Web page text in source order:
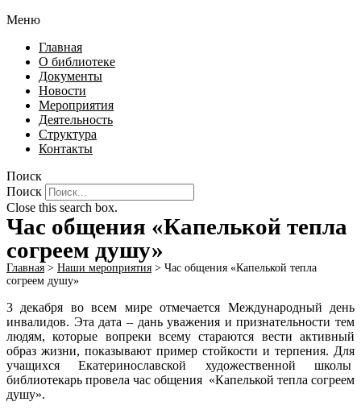
Меню
Главная
О библиотеке
Документы
Новости
Мероприятия
Деятельность
Структура
Контакты
Поиск
Поиск
Close this search box.
Час общения «Капелькой тепла
согреем душу»
Главная > Наши мероприятия > Час общения «Капелькой тепла
согреем душу»
3 декабря во всем мире отмечается Международный день
инвалидов. Эта дата – дань уважения и признательности тем
людям, которые вопреки всему стараются вести активный
образ жизни, показывают пример стойкости и терпения. Для
учащихся Екатеринославской художественной школы
библиотекарь провела час общения «Капелькой тепла согреем
душу».